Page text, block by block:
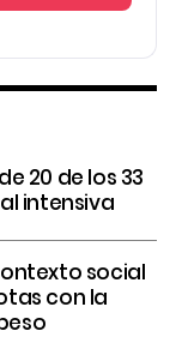
20 de los 33
intensiva
social
con la